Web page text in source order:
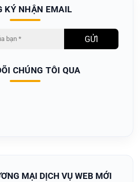
KÝ NHẬN EMAIL
CHÚNG TÔI QUA
MẠI DỊCH VỤ WEB MỚI